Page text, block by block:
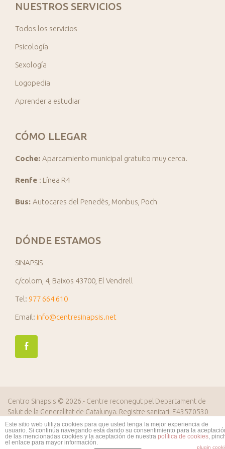
NUESTROS SERVICIOS
Todos los servicios
Psicología
Sexología
Logopedia
Aprender a estudiar
CÓMO LLEGAR
Coche: Aparcamiento municipal gratuito muy cerca.
Renfe : Línea R4
Bus: Autocares del Penedès, Monbus, Poch
DÓNDE ESTAMOS
SINAPSIS
c/colom, 4, Baixos 43700, El Vendrell
Tel: 977 664 610
Email: info@centresinapsis.net
Centro Sinapsis © 2026.- Centre reconegut pel Departament de
Salut de la Generalitat de Catalunya. Registre sanitari: E43570530
Diseño web ROITIC.es
Este sitio web utiliza cookies para que usted tenga la mejor experiencia de
usuario. Si continúa navegando está dando su consentimiento para la
de las mencionadas cookies y la aceptación de nuestra política de cookies,
el enlace para mayor información.
plugin